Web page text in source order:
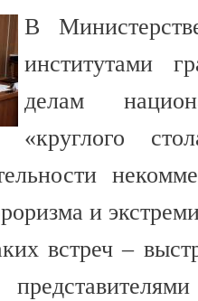
В
институтами
делам
«круглого
и
встреч –